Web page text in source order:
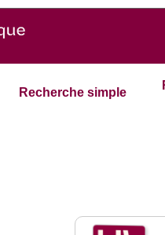
Recherche simple